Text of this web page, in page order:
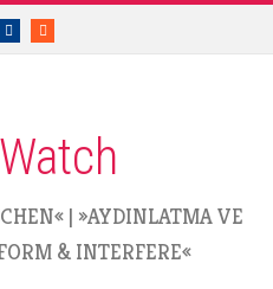
nsuwatch
facebook.com/nsuwatch
RSS
| »AYDINLATMA VE
& INTERFERE«